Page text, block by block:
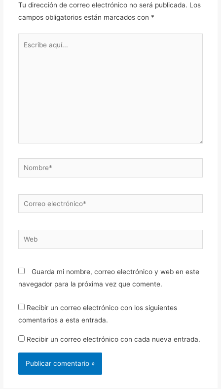
Tu dirección de correo electrónico no será publicada. Los
campos obligatorios están marcados con *
Nombre*
Correo
electrónico*
Web
Guarda mi nombre, correo electrónico y web en este
navegador para la próxima vez que comente.
Recibir un correo electrónico con los siguientes
comentarios a esta entrada.
Recibir un correo electrónico con cada nueva entrada.